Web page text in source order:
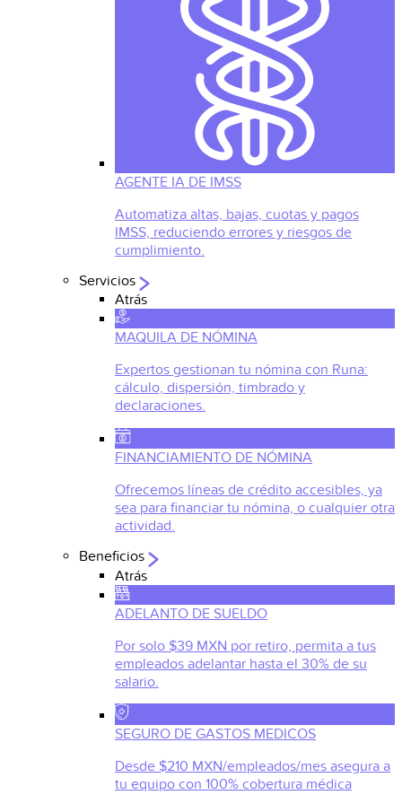
AGENTE IA DE IMSS
Automatiza altas, bajas, cuotas y pagos
IMSS, reduciendo errores y riesgos de
cumplimiento.
Servicios
Atrás
MAQUILA DE NÓMINA
Expertos gestionan tu nómina con Runa:
cálculo, dispersión, timbrado y
declaraciones.
FINANCIAMIENTO DE NÓMINA
Ofrecemos líneas de crédito accesibles, ya
sea para financiar tu nómina, o cualquier otra
actividad.
Beneficios
Atrás
ADELANTO DE SUELDO
Por solo $39 MXN por retiro, permita a tus
empleados adelantar hasta el 30% de su
salario.
SEGURO DE GASTOS MEDICOS
Desde $210 MXN/empleados/mes asegura a
tu equipo con 100% cobertura médica